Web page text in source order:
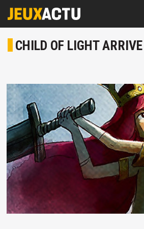
CHILD OF LIGHT